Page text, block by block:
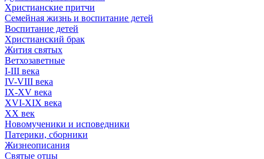
Христианские притчи
Семейная жизнь и воспитание детей
Воспитание детей
Христианский брак
Жития святых
Ветхозаветные
I-III века
IV-VIII века
IX-XV века
XVI-XIX века
XX век
Новомученики и исповедники
Патерики, сборники
Жизнеописания
Святые отцы